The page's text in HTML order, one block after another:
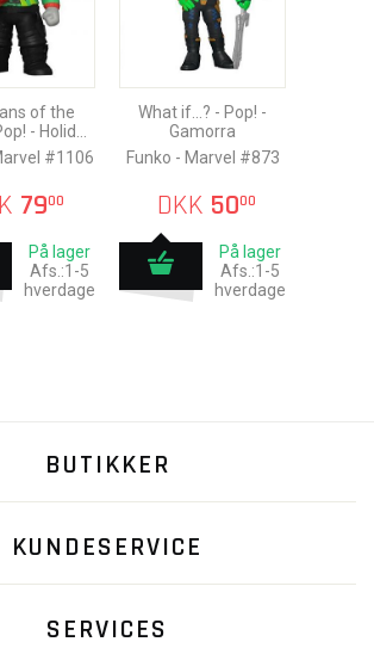
of the
- Holiday
Drax
#1106
7900
På lager
Afs.:1-5
hverdage
What if...? - Pop! -
Gamorra
Funko - Marvel #873
DKK 5000
På lager
Afs.:1-5
hverdage
BUTIKKER
KUNDESERVICE
SERVICES